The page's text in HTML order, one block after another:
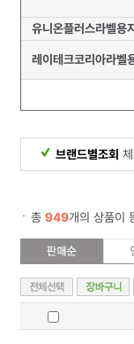
유니온플러스라벨용
레이테크코리아라벨
브랜드별조회
총 949개의 상품이